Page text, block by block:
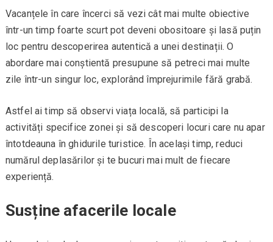
Vacanțele în care încerci să vezi cât mai multe obiective
într-un timp foarte scurt pot deveni obositoare și lasă puțin
loc pentru descoperirea autentică a unei destinații. O
abordare mai conștientă presupune să petreci mai multe
zile într-un singur loc, explorând împrejurimile fără grabă.
Astfel ai timp să observi viața locală, să participi la
activități specifice zonei și să descoperi locuri care nu apar
întotdeauna în ghidurile turistice. În același timp, reduci
numărul deplasărilor și te bucuri mai mult de fiecare
experiență.
Susține afacerile locale